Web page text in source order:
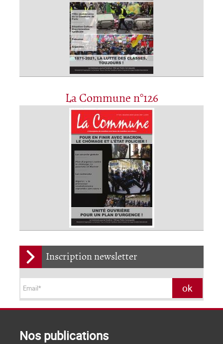
La Commune n°126
Inscription newsletter
Nos publications